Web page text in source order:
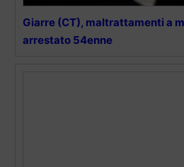
Giarre (CT), maltrattamenti a
arrestato 54enne